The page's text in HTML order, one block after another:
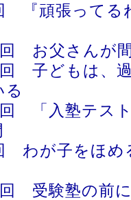
『頑張ってる
お父さんが
子どもは、
る
「入塾テス
わが子をほめ
受験塾の前